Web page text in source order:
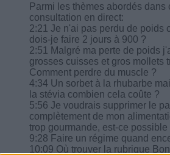
Parmi les thèmes abordés dans
consultation en direct:
2:21 Je n'ai pas perdu de poids
dois-je faire 2 jours à 900 ?
2:51 Malgré ma perte de poids
grosses cuisses et gros mollets
Comment perdre du muscle ?
4:34 Un sorbet à la rhubarbe
la stévia combien cela coûte ?
5:56 Je voudrais supprimer le
complètement de mon
trop gourmande, est-ce possible
9:28 Faire un régime quand
10:09 Où trouver la rubrique